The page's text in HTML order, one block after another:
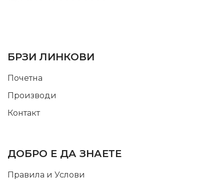
БРЗИ ЛИНКОВИ
Почетна
Производи
Контакт
ДОБРО Е ДА ЗНАЕТЕ
Правила и Услови